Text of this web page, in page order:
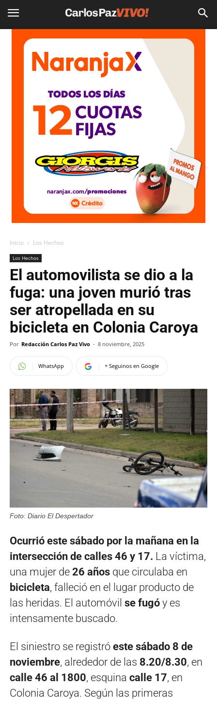
Inicio Los Hechos
Los Hechos
El automovilista se dio a la
fuga: una joven murió tras
ser atropellada en su
bicicleta en Colonia Caroya
Por Redacción Carlos Paz Vivo - 8 noviembre, 2025
WhatsApp + Seguinos en Google
Foto: Diario El Despertador
Ocurrió este sábado por la mañana en la
intersección de calles 46 y 17. La víctima,
una mujer de 26 años que circulaba en
bicicleta, falleció en el lugar producto de
las heridas. El automóvil se fugó y es
intensamente buscado.
El siniestro se registró este sábado 8 de
noviembre, alrededor de las 8.20/8.30, en
calle 46 al 1800, esquina calle 17, en
Colonia Caroya. Según las primeras